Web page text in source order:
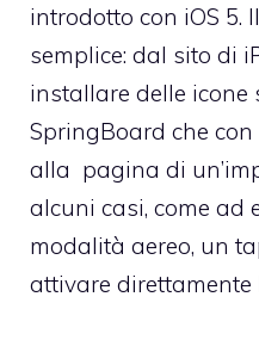
introdotto con iOS 5.
semplice: dal sito di
installare delle icone
SpringBoard che
alla pagina di
alcuni casi, come ad
modalità aereo, un
attivare direttamente